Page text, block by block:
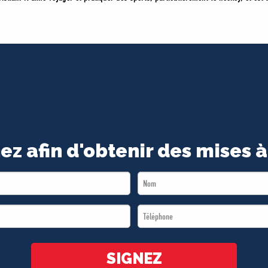
afin d'obtenir des mises
Last
Name
Téléphone
*
SIGNEZ